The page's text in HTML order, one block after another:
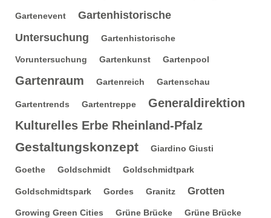
Gartenevent
Gartenhistorische
Untersuchung
Gartenhistorische
Voruntersuchung Gartenkunst Gartenpool
Gartenraum Gartenreich Gartenschau
Gartentrends Gartentreppe
Generaldirektion
Kulturelles Erbe Rheinland-Pfalz
Gestaltungskonzept Giardino Giusti
Goethe Goldschmidt Goldschmidtpark
Goldschmidtspark Gordes Granitz Grotten
Growing Green Cities Grüne Brücke Grüne Brücke